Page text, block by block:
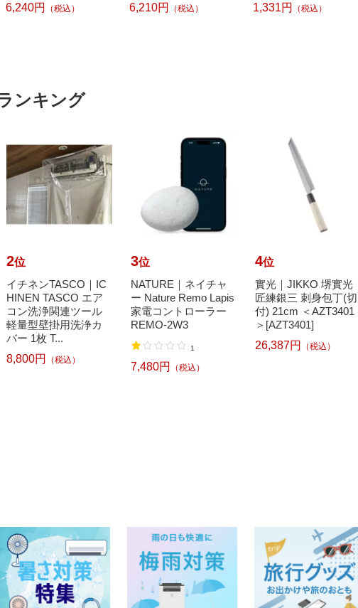
6,240円 （税込） 6,210円 （税込） 1,331円 （税込）
ンキング
2位
イチネンTASCO｜IC
HINEN TASCO エア
コン洗浄関連ツール
軽量型壁掛用洗浄カ
バー 1枚 T...
8,800円
（税込）
3位
NATURE｜ネイチャ
ー Nature Remo Lapis
家電コントローラー
REMO-2W3
1
7,480円 （税込）
4位
實光｜JIKKO 堺實光
匠練銀三 刺身包丁(切
付) 21cm ＜AZT3401
＞[AZT3401]
26,387円
（税込）